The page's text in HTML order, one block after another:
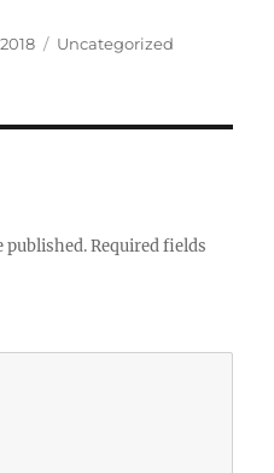
Categories
Uncategorized
published. Required fields